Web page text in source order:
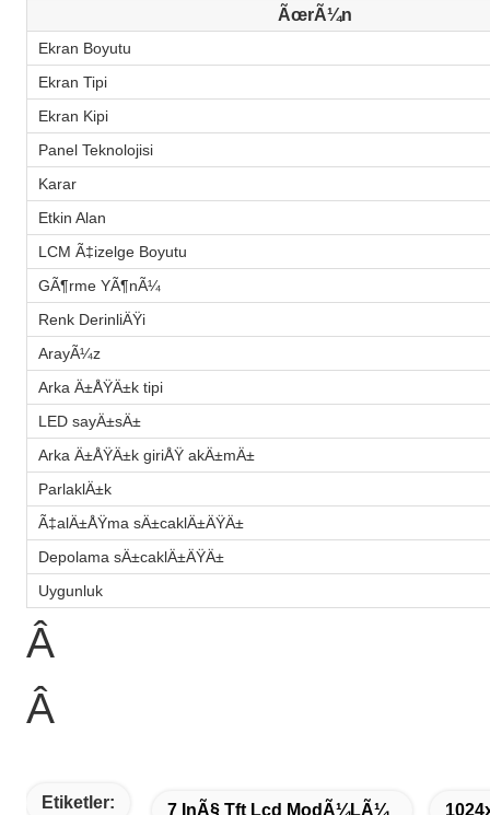
ÃœrÃ¼n
Ekran Boyutu
Ekran Tipi
Ekran Kipi
Panel Teknolojisi
Karar
Etkin Alan
LCM Ã‡izelge Boyutu
GÃ¶rme YÃ¶nÃ¼
Renk DerinliÄŸi
ArayÃ¼z
Arka Ä±ÅŸÄ±k tipi
LED sayÄ±sÄ±
Arka Ä±ÅŸÄ±k giriÅŸ akÄ±mÄ±
ParlaklÄ±k
Ã‡alÄ±ÅŸma sÄ±caklÄ±ÄŸÄ±
Depolama sÄ±caklÄ±ÄŸÄ±
Uygunluk
Â
Â
Etiketler: 7 InÃ§ Tft Lcd ModÃ¼lÃ¼